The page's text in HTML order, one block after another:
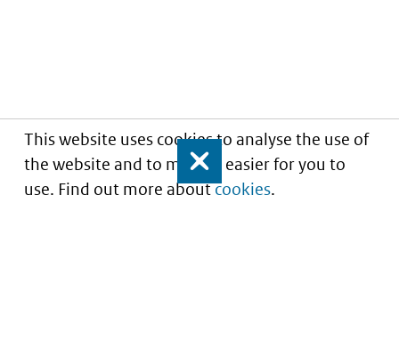
This website uses cookies to analyse the use of
the website and to make it easier for you to
use. Find out more aboutcookies.
Close